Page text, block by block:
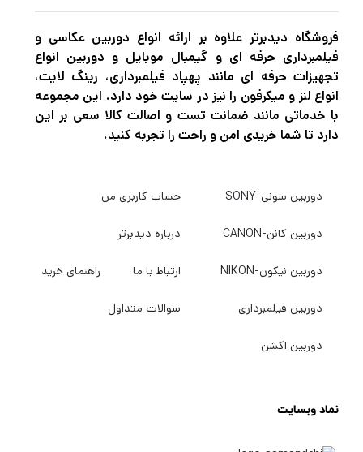
فیلمبرداری، پهپاد فیلمبرداری، گیمبال دوربین
،گیمبال موبایل و هر نوع تجهیزات آتلیه را با
بهترین کیفیت و قیمت خریداری کنید بهدیدبرتر
سربزنید.
فروشگاه دیدبرتر علاوه بر ارائه انواع دوربین عکاسی و
فیلمبرداری حرفه ای و گیمبال موبایل و دوربین انواع
تجهیزات حرفه ای مانند پهپاد فیلمبرداری، رینگ لایت،
انواع لنز و میکرفون را نیز در سایت خود دارد. این مجموعه
با خدماتی مانند ضمانت تست و اصالت کالا سعی بر این
دارد تا شما خریدی امن و راحت را تجربه کنید.
دوربین سونی-SONY
دوربین کانن-CANON
دوربین نیکون-NIKON
دوربین فیلمبرداری
دوربین اکشن
حساب کاربری من
درباره دیدبرتر
ارتباط با ما راهنمای خرید
سوالات متداول
نماد وبسایت